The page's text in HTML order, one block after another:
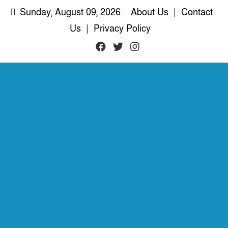
Sunday, August 09, 2026 About Us
Contact
Us
Privacy Policy